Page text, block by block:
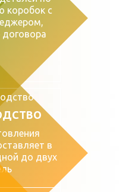
коробок с
в
до двух